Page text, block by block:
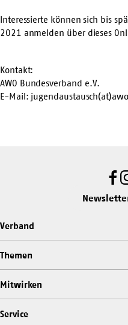
Interessierte können sich bis
2021 anmelden über dieses
Kontakt:
AWO Bundesverband e.V.
E-Mail:
Verband
Themen
Mitwirken
Service